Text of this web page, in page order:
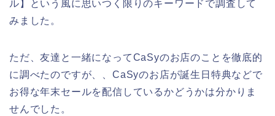
ル】という風に思いつく限りのキーワードで調査して
みました。
ただ、友達と一緒になってCaSyのお店のことを徹底的
に調べたのですが、、CaSyのお店が誕生日特典などで
お得な年末セールを配信しているかどうかは分かりま
せんでした。